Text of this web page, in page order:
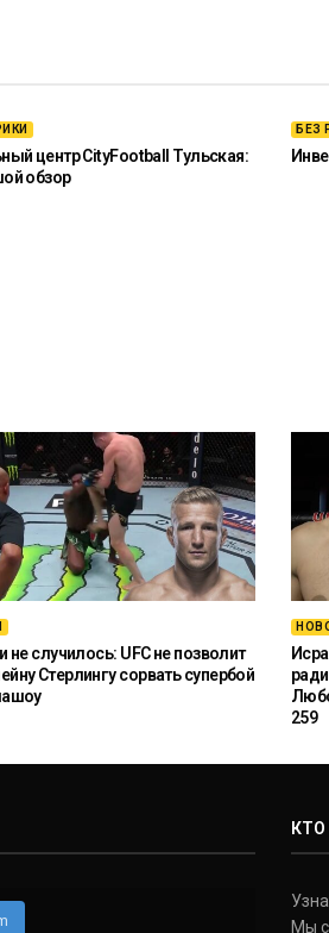
центр CityFootball Тульская:
обзор
БЕЗ
не случилось: UFC не позволит
Стерлингу сорвать супербой
259
Мы